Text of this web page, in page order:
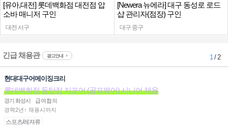
[유아,대전] 롯데백화점 대전점 압
소바 매니저 구인
대전 서구
[Newera 뉴에라] 대구 동성로 로드
샵 관리자(점장) 구인
대구 중구
긴급 채용관 광고안내 1/ 2
현대대구어메이징크리
롯데백화점 동탄점 지포어 (골프웨어) 시니어 채용
경기 화성시
급여협의
경력2년↑ 채용시까지
스포츠/레져류